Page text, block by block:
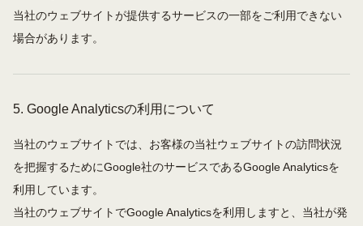
当社のウェブサイトが提供するサービスの一部をご利用できない
場合があります。
5. Google Analyticsの利用について
当社のウェブサイトでは、お客様の当社ウェブサイトの訪問状況
を把握するためにGoogle社のサービスであるGoogle Analyticsを
利用しています。
当社のウェブサイトでGoogle Analyticsを利用しますと、当社が発